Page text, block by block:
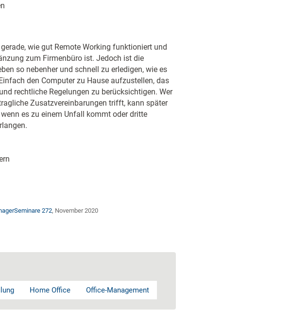
wie gut Remote Working funktioniert und
zum Firmenbüro ist. Jedoch ist die
so nebenher und schnell zu erledigen, wie es
den Computer zu Hause aufzustellen, das
rechtliche Regelungen zu berücksichtigen. Wer
Zusatzvereinbarungen trifft, kann später
es zu einem Unfall kommt oder dritte
272, November 2020
Home Office Office-Management